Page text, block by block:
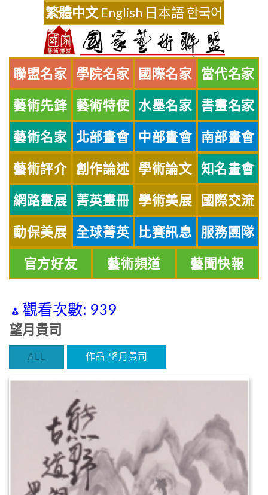
繁體中文 English 日本語한국어
聯盟名家 學院名家 國際名家 當代名家
藝術先鋒 藝術特使 水墨名家 書畫名家
藝術名家 北部畫會 中部畫會 南部畫會
藝術評介 創作論述 學術論文 知名畫會
網路畫展 菁英畫冊 學術美展 國際交流
動保美展 全球菁英 比賽訊息 服務團隊
官方好友 藝術頻道 藝聞快報
觀看次數: 939
望月貴司
ALL 作品-望月貴司